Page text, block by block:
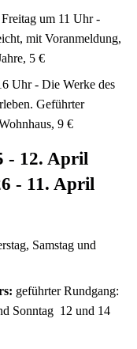
Freitag um 11 Uhr -
mit Voranmeldung,
5 €
Uhr - Die Werke des
Geführter
9 €
- 12. April
- 11. April
Samstag und
geführter Rundgang:
Sonntag 12 und 14